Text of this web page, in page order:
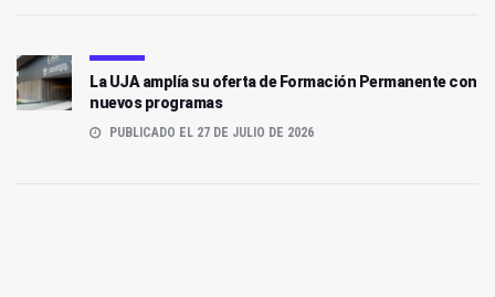
La UJA amplía su oferta de Formación Permanente con
nuevos programas
PUBLICADO EL 27 DE JULIO DE 2026